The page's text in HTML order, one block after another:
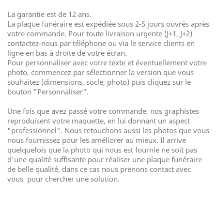
La garantie est de 12 ans.
La plaque funéraire est expédiée sous 2-5 jours ouvrés après
votre commande. Pour toute livraison urgente (J+1, J+2)
contactez-nous par téléphone ou via le service clients en
ligne en bas à droite de votre écran.
Pour personnaliser avec votre texte et éventuellement votre
photo, commencez par sélectionner la version que vous
souhaitez (dimensions, socle, photo) puis cliquez sur le
bouton "Personnaliser".
Une fois que avez passé votre commande, nos graphistes
reproduisent votre maquette, en lui donnant un aspect
"professionnel". Nous retouchons aussi les photos que vous
nous fournissez pour les améliorer au mieux. Il arrive
quelquefois que la photo qui nous est fournie ne soit pas
d'une qualité suffisante pour réaliser une plaque funéraire
de belle qualité, dans ce cas nous prenons contact avec
vous pour chercher une solution.